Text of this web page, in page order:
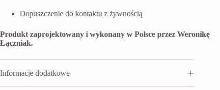
Dopuszczenie do kontaktu z żywnością
Produkt zaprojektowany i wykonany w Polsce przez Weronikę
Łączniak.
Informacje dodatkowe